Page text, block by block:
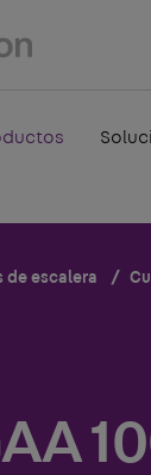
de escalera